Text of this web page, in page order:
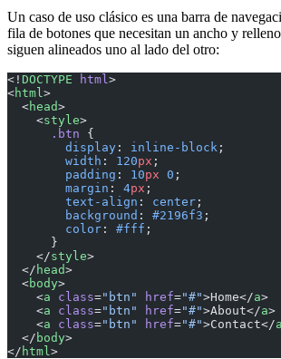
Un caso de uso clásico es una barra de
fila de botones que necesitan un ancho y
siguen alineados uno al lado del otro:
<! DOCTYPE html >
<html >
  <
head>
    <
style>
      .btn
{
        display
: inline-block ;
        width
: 120px ;
        padding
: 10px 0 ;
        margin
: 4px ;
        text-align
: center ;
        background
: #2196f3 ;
        color
: #fff ;
      }
    </
style>
  </
head>
  <
body>
    <
a class="btn" href="#">Home</a>
    <
a class="btn" href="#">About</a>
    <
a class="btn" href="#">Contact</a
  </
body>
</ html >